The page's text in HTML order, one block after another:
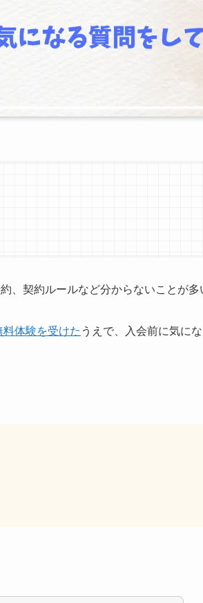
、契約ルールなど分からないことが多
料体験を受けた うえで、入会前に気に